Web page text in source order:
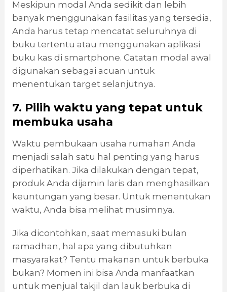
Meskipun modal Anda sedikit dan lebih
banyak menggunakan fasilitas yang tersedia,
Anda harus tetap mencatat seluruhnya di
buku tertentu atau menggunakan aplikasi
buku kas di smartphone. Catatan modal awal
digunakan sebagai acuan untuk
menentukan target selanjutnya.
7. Pilih waktu yang tepat untuk
membuka usaha
Waktu pembukaan usaha rumahan Anda
menjadi salah satu hal penting yang harus
diperhatikan. Jika dilakukan dengan tepat,
produk Anda dijamin laris dan menghasilkan
keuntungan yang besar. Untuk menentukan
waktu, Anda bisa melihat musimnya.
Jika dicontohkan, saat memasuki bulan
ramadhan, hal apa yang dibutuhkan
masyarakat? Tentu makanan untuk berbuka
bukan? Momen ini bisa Anda manfaatkan
untuk menjual takjil dan lauk berbuka di